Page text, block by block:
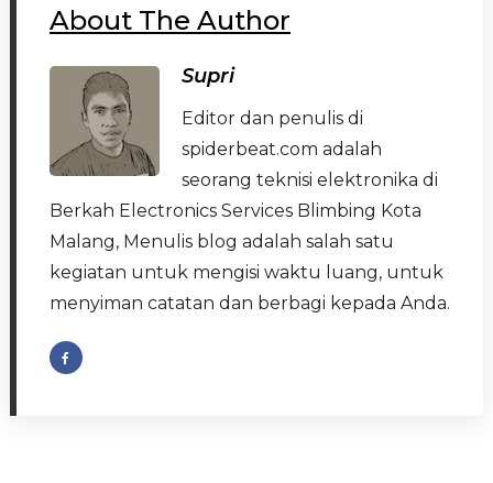
About The Author
Supri
Editor dan penulis di
spiderbeat.com adalah
seorang teknisi elektronika di
Berkah Electronics Services Blimbing Kota
Malang, Menulis blog adalah salah satu
kegiatan untuk mengisi waktu luang, untuk
menyiman catatan dan berbagi kepada Anda.